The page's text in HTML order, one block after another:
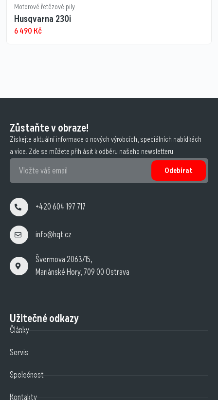
Motorové řetězové pily
Husqvarna 230i
6 490 Kč
Zůstaňte v obraze!
Získejte aktuální informace o nových výrobcích, speciálních nabídkách
a více. Zde se můžete přihlásit k odběru našeho newsletteru.
Odebírat
+420 604 197 717
info@hqt.cz
Švermova 2063/15,
Mariánské Hory, 709 00 Ostrava
Užitečné odkazy
Články
Servis
Společnost
Kontakty